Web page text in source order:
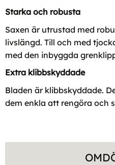
Starka och robusta
Saxen är utrustad med
livslängd. Till och med
med den inbyggda
Extra klibbskyddade
Bladen är klibbskyddade.
dem enkla att rengöra och